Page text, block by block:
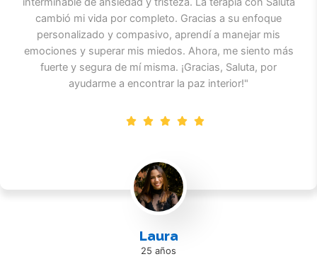
Laura
25 años
cambió mi vida por completo. Gracias a su enfoque
personalizado y compasivo, aprendí a manejar mis
emociones y superar mis miedos. Ahora, me siento más
fuerte y segura de mí misma. ¡Gracias, Saluta, por
ayudarme a encontrar la paz interior!"